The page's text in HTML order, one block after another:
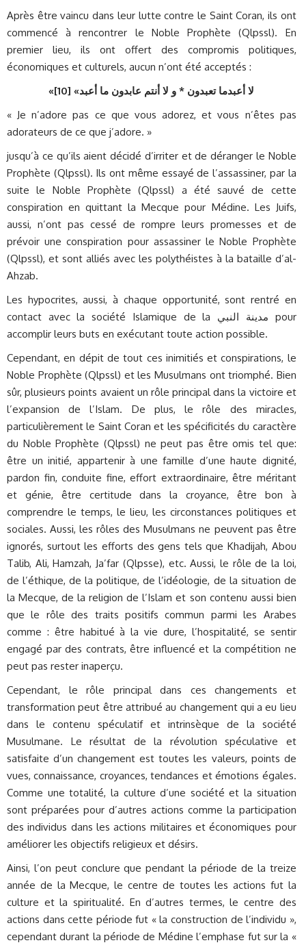
Après être vaincu dans leur lutte contre le Saint Coran, ils ont
commencé à rencontrer le Noble Prophète (Qlpssl). En
premier lieu, ils ont offert des compromis politiques,
économiques et culturels, aucun n’ont été acceptés :
«
لا أعبدما تعبدون * و لا أنتم عابدون ما أعبد» [10
]
« Je n’adore pas ce que vous adorez, et vous n’êtes pas
adorateurs de ce que j’adore. »
jusqu’à ce qu’ils aient décidé d’irriter et de déranger le Noble
Prophète (Qlpssl). Ils ont même essayé de l’assassiner, par la
suite le Noble Prophète (Qlpssl) a été sauvé de cette
conspiration en quittant la Mecque pour Médine. Les Juifs,
aussi, n’ont pas cessé de rompre leurs promesses et de
prévoir une conspiration pour assassiner le Noble Prophète
(Qlpssl), et sont alliés avec les polythéistes à la bataille d’al-
Ahzab.
Les hypocrites, aussi, à chaque opportunité, sont rentré en
contact avec la société Islamique de la مدينة النبي pour
accomplir leurs buts en exécutant toute action possible.
Cependant, en dépit de tout ces inimitiés et conspirations, le
Noble Prophète (Qlpssl) et les Musulmans ont triomphé. Bien
sûr, plusieurs points avaient un rôle principal dans la victoire et
l’expansion de l’Islam. De plus, le rôle des miracles,
particulièrement le Saint Coran et les spécificités du caractère
du Noble Prophète (Qlpssl) ne peut pas être omis tel que:
être un initié, appartenir à une famille d’une haute dignité,
pardon fin, conduite fine, effort extraordinaire, être méritant
et génie, être certitude dans la croyance, être bon à
comprendre le temps, le lieu, les circonstances politiques et
sociales. Aussi, les rôles des Musulmans ne peuvent pas être
ignorés, surtout les efforts des gens tels que Khadijah, Abou
Talib, Ali, Hamzah, Ja’far (Qlpsse), etc. Aussi, le rôle de la loi,
de l’éthique, de la politique, de l’idéologie, de la situation de
la Mecque, de la religion de l’Islam et son contenu aussi bien
que le rôle des traits positifs commun parmi les Arabes
comme : être habitué à la vie dure, l’hospitalité, se sentir
engagé par des contrats, être influencé et la compétition ne
peut pas rester inaperçu.
Cependant, le rôle principal dans ces changements et
transformation peut être attribué au changement qui a eu lieu
dans le contenu spéculatif et intrinsèque de la société
Musulmane. Le résultat de la révolution spéculative et
satisfaite d’un changement est toutes les valeurs, points de
vues, connaissance, croyances, tendances et émotions égales.
Comme une totalité, la culture d’une société et la situation
sont préparées pour d’autres actions comme la participation
des individus dans les actions militaires et économiques pour
améliorer les objectifs religieux et désirs.
Ainsi, l’on peut conclure que pendant la période de la treize
année de la Mecque, le centre de toutes les actions fut la
culture et la spiritualité. En d’autres termes, le centre des
actions dans cette période fut « la construction de l’individu »,
cependant durant la période de Médine l’emphase fut sur la «